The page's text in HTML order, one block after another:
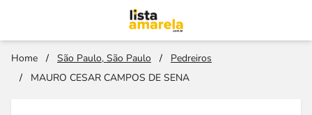
Home / São Paulo, São Paulo /
Pedreiros
/
MAURO CESAR CAMPOS DE SENA